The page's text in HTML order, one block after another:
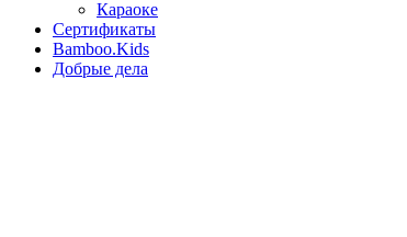
Караоке
Сертификаты
Bamboo.Kids
Добрые дела